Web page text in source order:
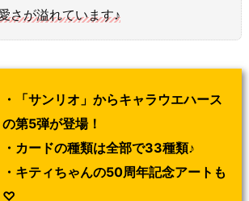
さが溢れています♪
・「サンリオ」からキャラウエハース
の第5弾が登場！
・カードの種類は全部で33種類♪
・キティちゃんの50周年記念アートも
♡